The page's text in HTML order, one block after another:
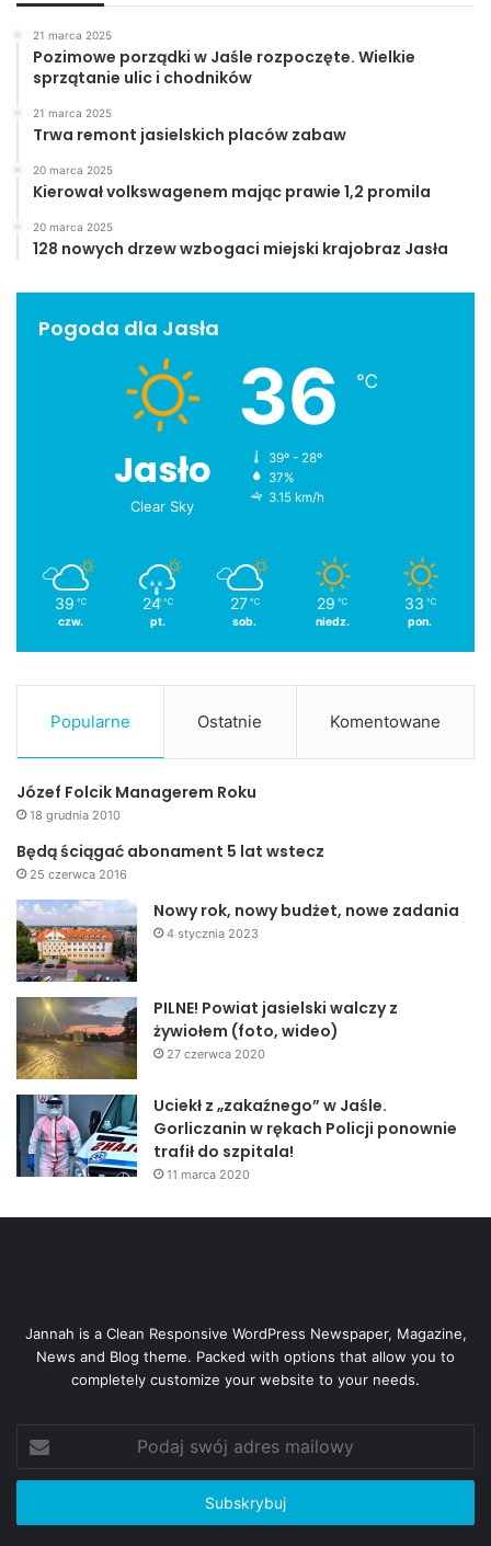
21 marca 2025
Pozimowe porządki w Jaśle rozpoczęte. Wielkie
sprzątanie ulic i chodników
21 marca 2025
Trwa remont jasielskich placów zabaw
20 marca 2025
Kierował volkswagenem mając prawie 1,2 promila
20 marca 2025
128 nowych drzew wzbogaci miejski krajobraz Jasła
Pogoda dla Jasła
Jasło
Clear Sky
36 ℃
39º - 28º
37%
3.15 km/h
39 ℃
czw.
24 ℃
pt.
27 ℃
sob.
29 ℃
niedz.
33 ℃
pon.
Popularne Ostatnie Komentowane
Józef Folcik Managerem Roku
18 grudnia 2010
Będą ściągać abonament 5 lat wstecz
25 czerwca 2016
Nowy rok, nowy budżet, nowe zadania
4 stycznia 2023
PILNE! Powiat jasielski walczy z
żywiołem (foto, wideo)
27 czerwca 2020
Uciekł z „zakaźnego” w Jaśle.
Gorliczanin w rękach Policji ponownie
trafił do szpitala!
11 marca 2020
Jannah is a Clean Responsive WordPress Newspaper, Magazine,
News and Blog theme. Packed with options that allow you to
completely customize your website to your needs.
swój
adres